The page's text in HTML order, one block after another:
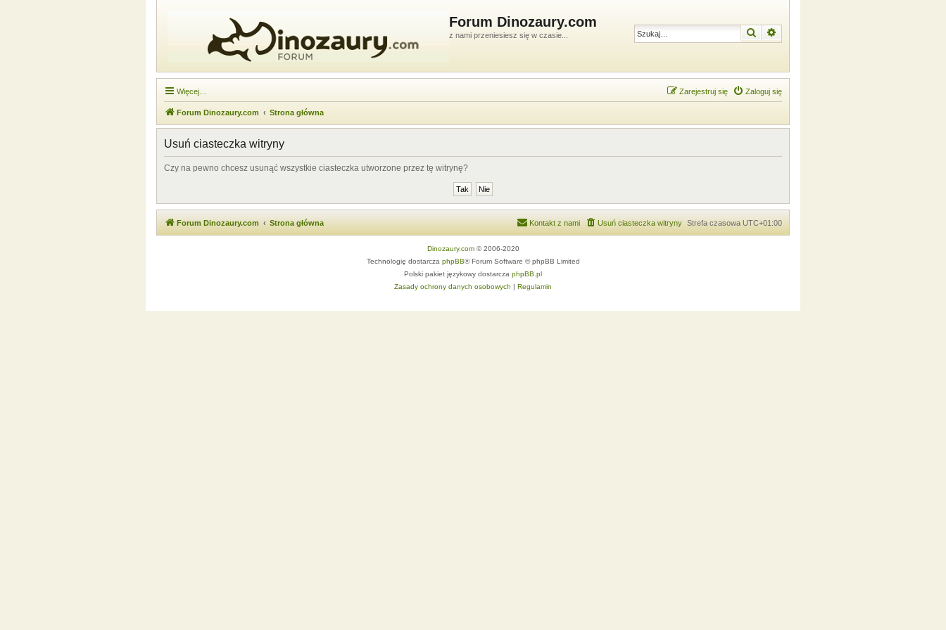
Forum Dinozaury.com
z nami przeniesiesz się w czasie... Szukaj
Więcej… Zaloguj się
Zarejestruj się
Forum Dinozaury.com Strona główna
Usuń ciasteczka witryny
Czy na pewno chcesz usunąć wszystkie ciasteczka utworzone przez tę witrynę?
Forum Dinozaury.com Strona główna Strefa czasowa UTC+01:00
Usuń ciasteczka witryny
Kontakt z nami
Dinozaury.com© 2006-2020
Technologię dostarcza phpBB® Forum Software © phpBB Limited
Polski pakiet językowy dostarcza phpBB.pl
Zasady ochrony danych osobowych | Regulamin